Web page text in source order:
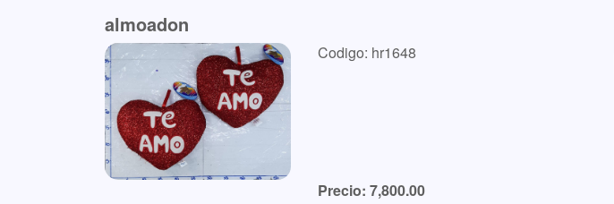
almoadon
Codigo: hr1648
Precio: 7,800.00